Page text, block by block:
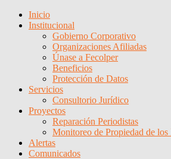
Inicio
Institucional
Gobierno Corporativo
Organizaciones Afiliadas
Únase a Fecolper
Beneficios
Protección de Datos
Servicios
Consultorio Jurídico
Proyectos
Reparación Periodistas
Monitoreo de Propiedad de los
Alertas
Comunicados